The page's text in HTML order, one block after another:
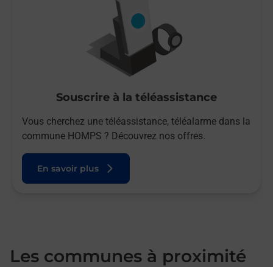
Souscrire à la téléassistance
Vous cherchez une téléassistance, téléalarme dans la
commune HOMPS ? Découvrez nos offres.
En savoir plus
Les communes à proximité